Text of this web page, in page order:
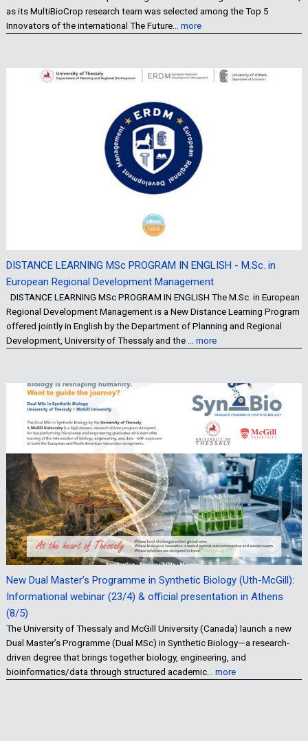
as its MultiBioCrop research team was selected among the Top 5
Innovators of the international The Future… more
DISTANCE LEARNING MSc PROGRAM IN ENGLISH - M.Sc. in
European Regional Development Management
DISTANCE LEARNING MSc PROGRAM IN ENGLISH The M.Sc. in European
Regional Development Management is a New Distance Learning Program
offered jointly in English by the Department of Planning and Regional
Development, University of Thessaly and the … more
New Dual Master’s Programme in Synthetic Biology (Uth-McGill):
Informational webinar (23/4) & official presentation in Athens
(8/5)
The University of Thessaly and McGill University (Canada) launch a new
Dual Master’s Programme (Dual MSc) in Synthetic Biology—a research-
driven degree that brings together biology, engineering, and
bioinformatics/data through structured academic… more